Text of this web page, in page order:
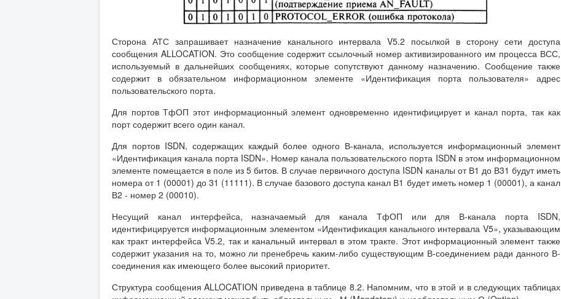
Сторона АТС запрашивает назначение канального интервала V5.2 посылкой в сторону сети доступа
сообщения ALLOCATION. Это сообщение содержит ссылочный номер активизированного им процесса ВСС,
используемый в дальнейших сообщениях, которые сопутствуют данному назначению. Сообщение также
содержит в обязательном информационном элементе «Идентификация порта пользователя» адрес
пользовательского порта.
Для портов ТфОП этот информационный элемент одновременно идентифицирует и канал порта, так как
порт содержит всего один канал.
Для портов ISDN, содержащих каждый более одного В-канала, используется информационный элемент
«Идентификация канала порта ISDN». Номер канала пользовательского порта ISDN в этом информационном
элементе помещается в поле из 5 битов. В случае первичного доступа ISDN каналы от В1 до В31 будут иметь
номера от 1 (00001) до 31 (11111). В случае базового доступа канал В1 будет иметь номер 1 (00001), а канал
В2 - номер 2 (00010).
Несущий канал интерфейса, назначаемый для канала ТфОП или для В-канала порта ISDN,
идентифицируется информационным элементом «Идентификация канального интервала V5», указывающим
как тракт интерфейса V5.2, так и канальный интервал в этом тракте. Этот информационный элемент также
содержит указания на то, можно ли пренебречь каким-либо существующим В-соединением ради данного В-
соединения как имеющего более высокий приоритет.
Структура сообщения ALLOCATION приведена в таблице 8.2. Напомним, что в этой и в следующих таблицах